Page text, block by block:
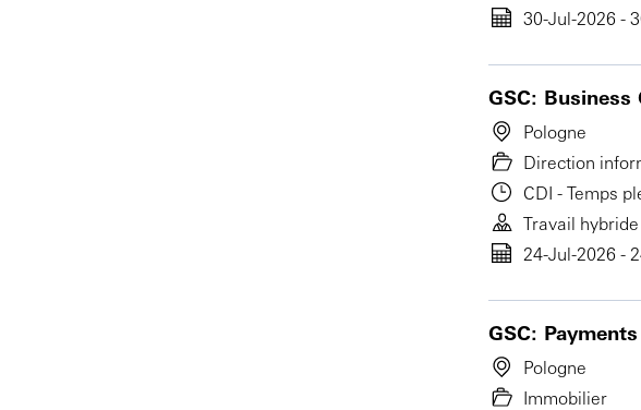
30-Jul-2026 -
GSC:
Pologne
Direction
CDI - Temps
Travail hybride
24-Jul-2026 -
GSC:
Pologne
Immobilier